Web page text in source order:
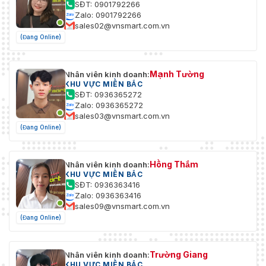
Khu vực quan
tâm (RoI)
Có (4 khu vực)
Làm mờ
sương
Đúng
ảnh
Che giấu sự
riêng tư
8 khu vực
Âm thanh
Báo động
(Đang Online)
SĐT: 0901792266
Zalo: 0901792266
sales02@vnsmart.com.vn
(Đang Online)
Nhân viên kinh doanh:Mạnh Tường
KHU VỰC MIỀN BẮC
SĐT: 0936365272
Zalo: 0936365272
sales03@vnsmart.com.vn
(Đang Online)
Nhân viên kinh doanh:Hồng Thắm
KHU VỰC MIỀN BẮC
SĐT: 0936363416
Zalo: 0936363416
sales09@vnsmart.com.vn
Nhân viên kinh doanh:Trường Giang